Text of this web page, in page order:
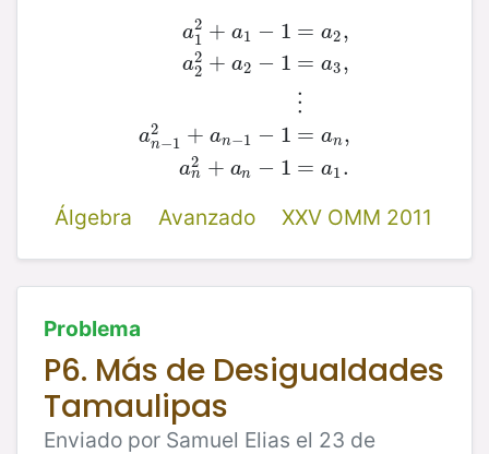
a2
1 + a1 − 1
a2
2 + a2 − 1
a2
n−1 + an−1 − 1
a2
n + an − 1
= a2,
= a3,
⋮
= an,
= a1.
2
Álgebra Avanzado XXV OMM 2011
Problema
P6. Más de Desigualdades
Tamaulipas
Enviado por Samuel Elias el 23 de